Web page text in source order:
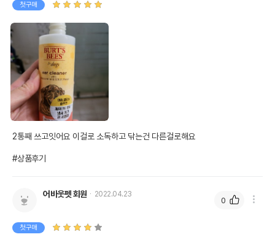
첫구매
2통째 쓰고잇어요 이걸로 소독하고 닦는건 다른걸로해요
#상품후기
어바웃펫 회원 2022.04.23
첫구매
0